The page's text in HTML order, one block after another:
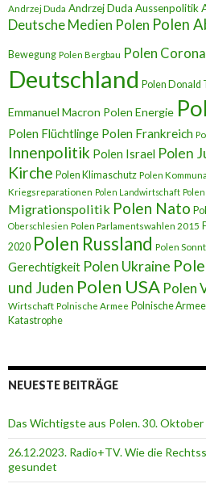
Andrzej Duda Andrzej Duda Aussenpolitik
Deutsche Medien Polen Polen
Bewegung Polen Bergbau Polen
Deutschland Polen Donald
Emmanuel Macron Polen Energie
Polen Flüchtlinge Polen Frankreich
Innenpolitik Polen Israel Polen
Kirche Polen Klimaschutz Polen
Kriegsreparationen Polen Landwirtschaft
Migrationspolitik Polen Nato
Oberschlesien Polen Parlamentswahlen 2015
2020 Polen Russland Polen
Gerechtigkeit Polen Ukraine
und Juden Polen USA Polen
Wirtschaft Polnische Armee Polnische
Katastrophe
NEUESTE BEITRÄGE
Das Wichtigste aus Polen. 30. Oktober
26.12.2023. Radio+TV. Wie die
gesundet